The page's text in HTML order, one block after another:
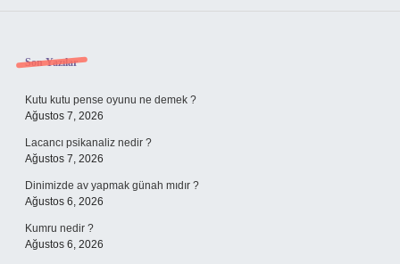
Sidebar
Son Yazılar
Kutu kutu pense oyunu ne demek ?
Ağustos 7, 2026
Lacancı psikanaliz nedir ?
Ağustos 7, 2026
Dinimizde av yapmak günah mıdır ?
Ağustos 6, 2026
Kumru nedir ?
Ağustos 6, 2026